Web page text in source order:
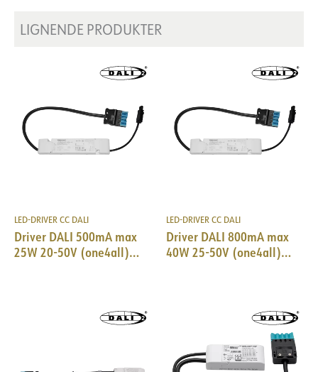
LIGNENDE PRODUKTER
LED-DRIVER CC DALI
Driver DALI 500mA max
25W 20-50V (one4all)
LED-DRIVER CC DALI
Driver DALI 800mA max
40W 25-50V (one4all)